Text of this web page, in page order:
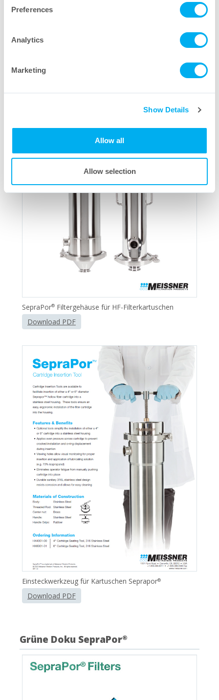
Preferences
Analytics
Marketing
Show Details
Allow all
Allow selection
mikroporöse Hohlfaser Filterkartuschen
SepraPor® Filtergehäuse für HF-Filterkartuschen
Download PDF
Einsteckwerkzeug für Kartuschen Seprapor®
Download PDF
Grüne Doku SepraPor®